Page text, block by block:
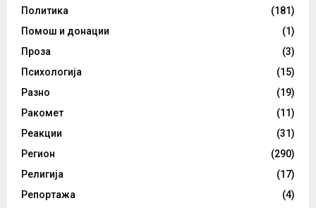
Политика
(181)
Помош и донации
(1)
Проза
(3)
Психологија
(15)
Разно
(19)
Ракомет
(11)
Реакции
(31)
Регион
(290)
Религија
(17)
Репортажа
(4)